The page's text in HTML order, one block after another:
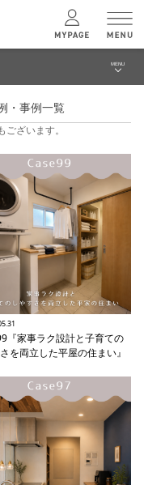
MENU
・事例一覧
ざいます。
『家事ラク設計と子育ての
を両立した平屋の住まい』